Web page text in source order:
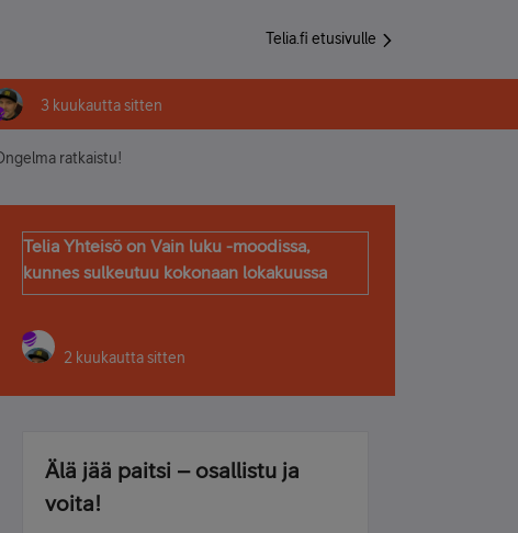
Telia.fi etusivulle
3 kuukautta sitten
ratkaistu!
Telia Yhteisö on Vain luku -moodissa,
kunnes sulkeutuu kokonaan lokakuussa
2 kuukautta sitten
Älä jää paitsi – osallistu ja
voita!